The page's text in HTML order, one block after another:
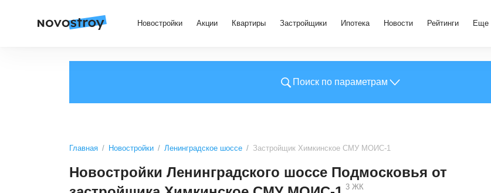
Новостройки Акции Квартиры Застройщики Ипотека Новости Рейтинги Еще
Поиск по параметрам
Главная Новостройки Ленинградское шоссе Застройщик Химкинское СМУ МОИС-1
Новостройки Ленинградского шоссе Подмосковья от
3 ЖК